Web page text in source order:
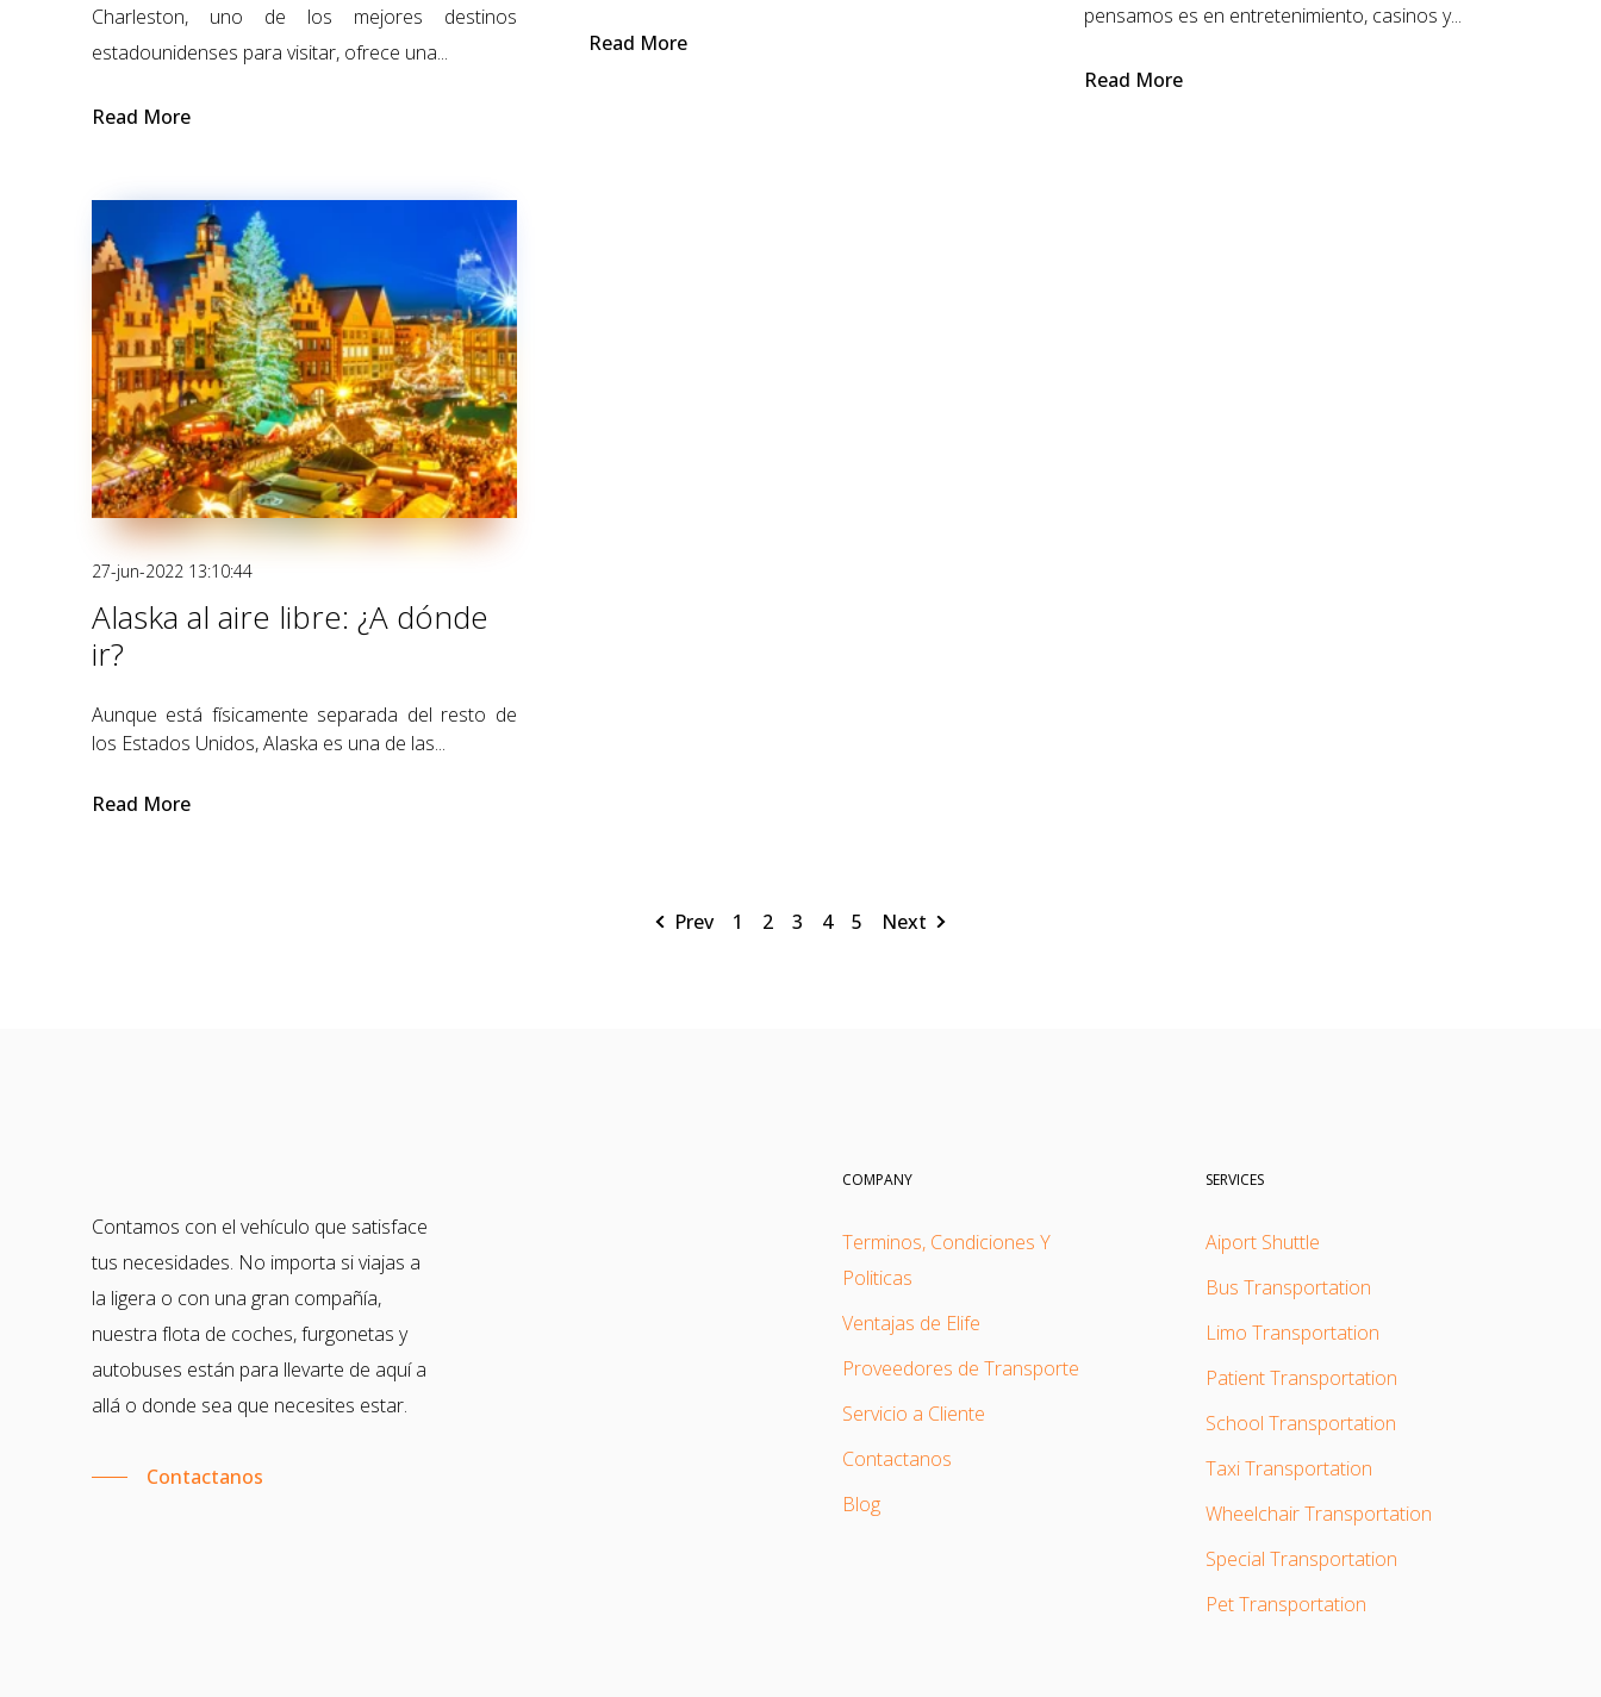
Charleston, uno de los mejores destinos
estadounidenses para visitar, ofrece una...
Read More
Read More
pensamos es en entretenimiento, casinos y...
Read More
27-jun-2022 13:10:44
Alaska al aire libre: ¿A dónde
ir?
Aunque está físicamente separada del resto de
los Estados Unidos, Alaska es una de las...
Read More
Prev 1 2 3 4 5 Next
Contamos con el vehículo que satisface
tus necesidades. No importa si viajas a
la ligera o con una gran compañía,
nuestra flota de coches, furgonetas y
autobuses están para llevarte de aquí a
allá o donde sea que necesites estar.
Contactanos
COMPANY
Terminos, Condiciones Y
Politicas
Ventajas de Elife
Proveedores de Transporte
Servicio a Cliente
Contactanos
Blog
SERVICES
Aiport Shuttle
Bus Transportation
Limo Transportation
Patient Transportation
School Transportation
Taxi Transportation
Wheelchair Transportation
Special Transportation
Pet Transportation